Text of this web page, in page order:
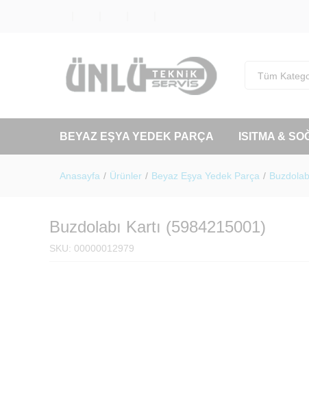
Tüm
BEYAZ EŞYA YEDEK PARÇA ISITMA &
Anasayfa / Ürünler / Beyaz Eşya Yedek Parça /
Buzdolabı Kartı (5984215001)
SKU: 00000012979